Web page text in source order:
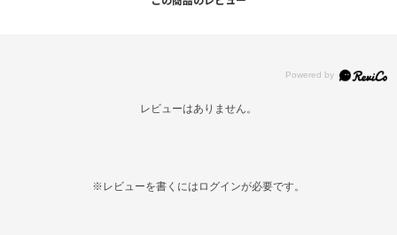
レビューはありません。
※レビューを書くには ログインが必要です。